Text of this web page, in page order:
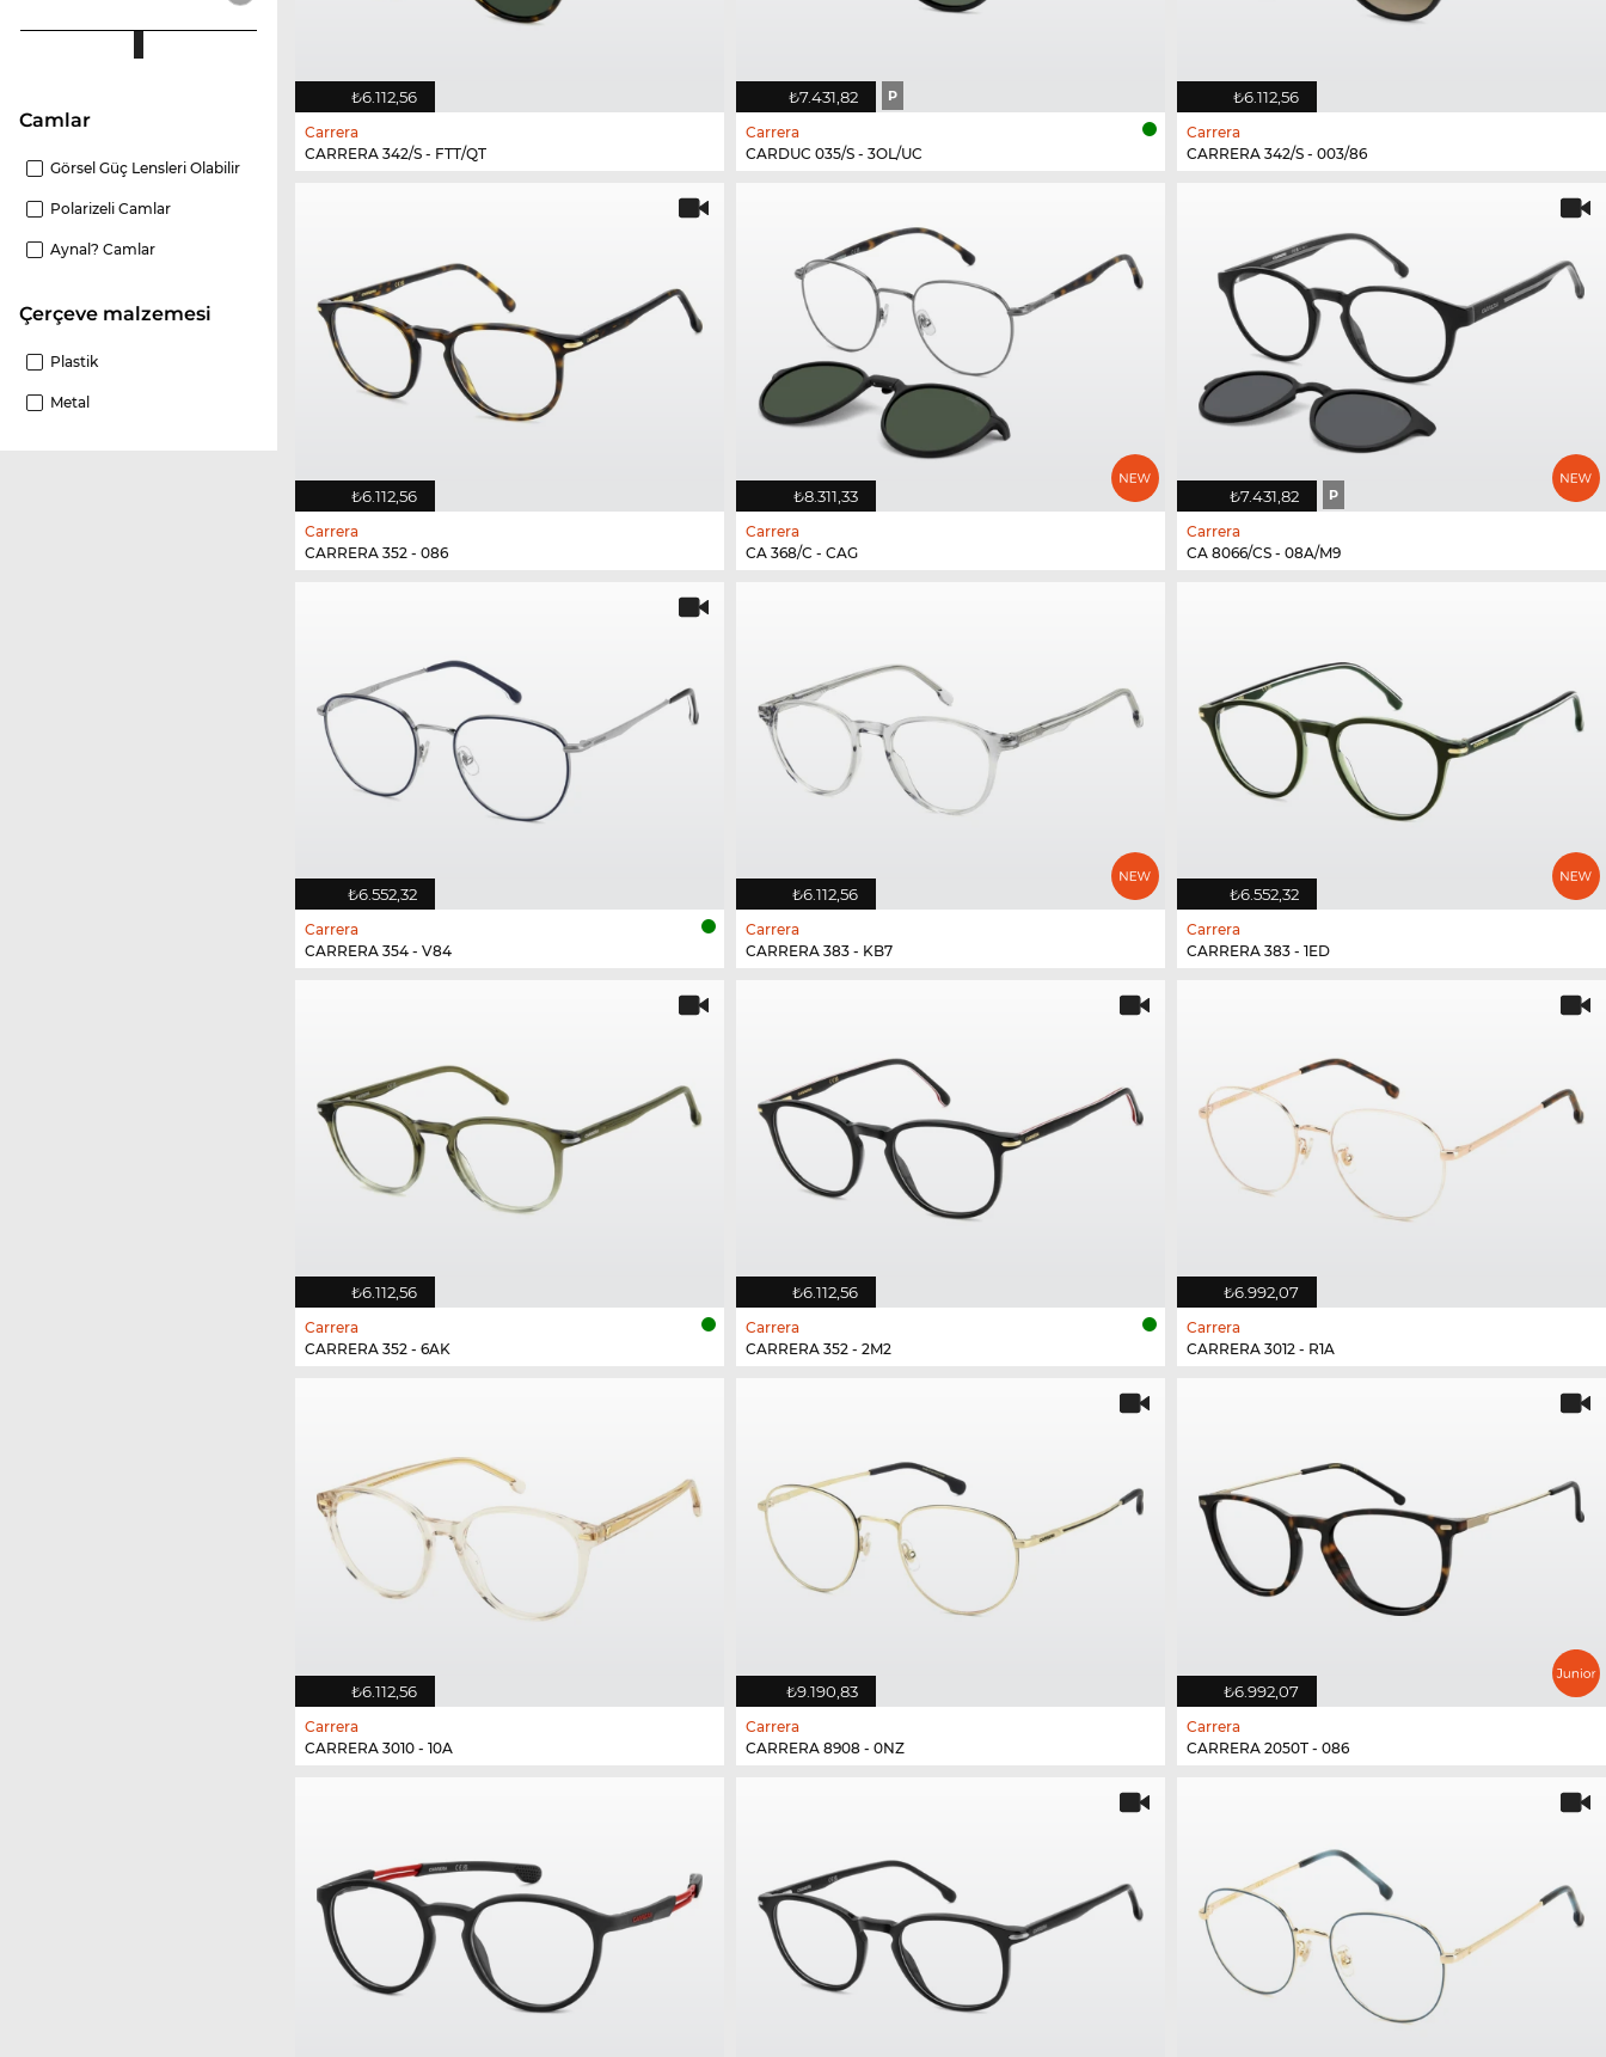
camlar
Görsel Güç Lensleri Olabilir
Polarizeli Camlar
Aynal? Camlar
Çerçeve malzemesi
Plastik
Metal
₺6.112,56
Carrera
CARRERA 342/S - FTT/QT
₺7.431,82 P
Carrera
CARDUC 035/S - 3OL/UC
₺6.112,56
Carrera
CARRERA 342/S - 003/86
₺6.112,56
Carrera
CARRERA 352 - 086
₺8.311,33
Carrera
CA 368/C - CAG
₺7.431,82 P
Carrera
CA 8066/CS - 08A/M9
₺6.552,32
Carrera
CARRERA 354 - V84
₺6.112,56
Carrera
CARRERA 383 - KB7
₺6.552,32
Carrera
CARRERA 383 - 1ED
₺6.112,56
Carrera
CARRERA 352 - 6AK
₺6.112,56
Carrera
CARRERA 352 - 2M2
₺6.992,07
Carrera
CARRERA 3012 - R1A
₺6.112,56
Carrera
CARRERA 3010 - 10A
₺9.190,83
Carrera
CARRERA 8908 - 0NZ
₺6.992,07
Carrera
CARRERA 2050T - 086